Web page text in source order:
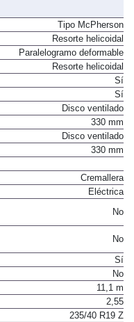
Tipo McPherson
Resorte helicoidal
Paralelogramo deformable
Resorte helicoidal
Sí
Sí
Disco ventilado
330 mm
Disco ventilado
330 mm
Cremallera
Eléctrica
No
No
Sí
No
11,1 m
2,55
235/40 R19 Z